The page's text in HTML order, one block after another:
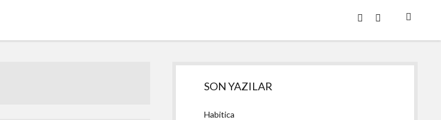
twitterfacebook
Yan
Menü
SON YAZILAR
Habitica